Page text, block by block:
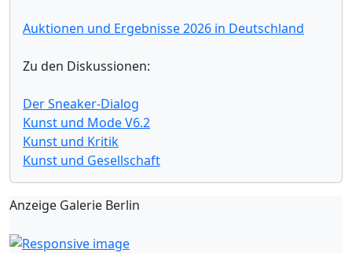
Auktionen und Ergebnisse 2026 in Deutschland
Zu den Diskussionen:
Der Sneaker-Dialog
Kunst und Mode V6.2
Kunst und Kritik
Kunst und Gesellschaft
Anzeige Galerie Berlin